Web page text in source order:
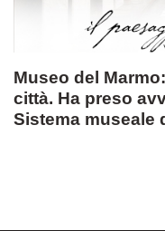
Museo del
città. Ha preso
Sistema museale